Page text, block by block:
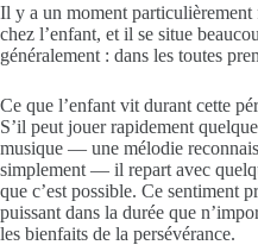
Il y a un moment particulièrement
chez l’enfant, et il se situe
généralement : dans les toutes
Ce que l’enfant vit durant cette
S’il peut jouer rapidement
musique — une mélodie
simplement — il repart avec
que c’est possible. Ce sentiment
puissant dans la durée que
les bienfaits de la persévérance.